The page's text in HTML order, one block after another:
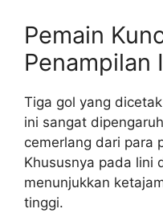
Pemain
Penampilan
Tiga gol yang
ini sangat
cemerlang dari para
Khususnya pada lini
menunjukkan
tinggi.